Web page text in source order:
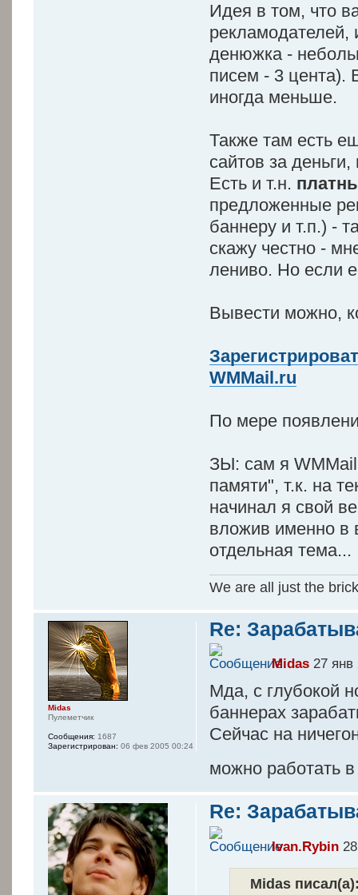
Идея в том, что
рекламодателей,
денюжка -
писем - 3 цента).
иногда меньше.
Также там есть
сайтов за
Есть и т.н.
предложенные
баннеру и т.п.) -
скажу честно -
лениво. Но если
Вывести можно,
WMMail.ru
По мере
ЗЫ: сам я
памяти", т.к. на
начинал я свой
вложив именно в
отдельная тема...
We are all just the
Re:
Midas 27 янв
Мда, с глубокой
баннерах
Сейчас на
можно работать
Midas
Пулеметчик
Сообщения: 1687
Зарегистрирован: 06 фев 2005 00:24
Re:
Ivan.Rybin
Midas